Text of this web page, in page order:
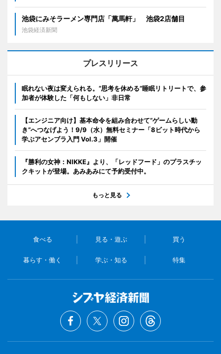
池袋にみそラーメン専門店「萬馬軒」 池袋2店舗目
池袋経済新聞
プレスリリース
眠れない夜は変えられる。“思考を休める”睡眠リトリートで、参
加者が体験した「何もしない」非日常
【エンジニア向け】基本命令を組み合わせて“ゲームらしい動
き”へつなげよう！9/9（水）無料セミナー「8ビット時代から
学ぶアセンブラ入門 Vol.3」開催
『勝利の女神：NIKKE』より、「レッドフード」のプラスチッ
クキットが登場。あみあみにて予約受付中。
もっと見る
食べる 見る・遊ぶ 買う
暮らす・働く 学ぶ・知る 特集